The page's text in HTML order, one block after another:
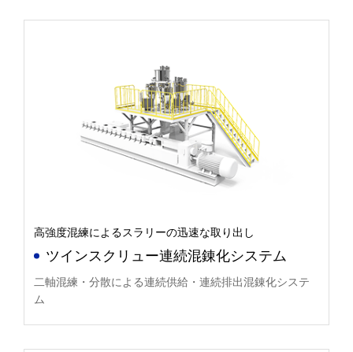
高強度混練によるスラリーの迅速な取り出し
ツインスクリュー連続混錬化システム
二軸混練・分散による連続供給・連続排出混錬化システ
ム